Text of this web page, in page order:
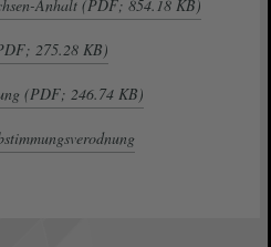
Anhalt (PDF; 854.18 KB)
275.28 KB)
(PDF; 246.74 KB)